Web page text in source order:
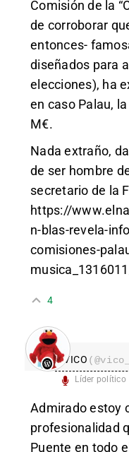
Comisión de la
de corroborar
entonces-
diseñados para
elecciones), ha
en caso Palau,
M€.
Nada extraño,
de ser hombre
secretario de la
https://
n-blas-revela-
comisiones-
4
VICO
Líder político
Admirado estoy
profesionalidad
Puente en todo